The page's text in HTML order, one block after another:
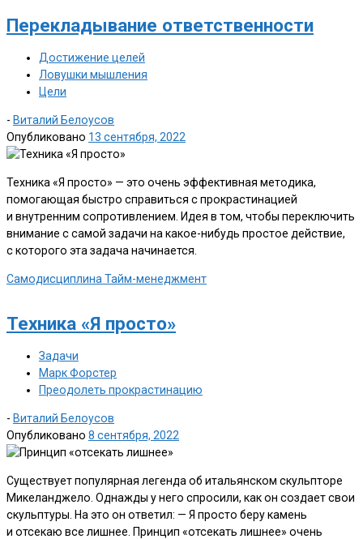
Перекладывание ответственности
Достижение целей
Ловушки мышления
Цели
- Виталий Белоусов
Опубликовано 13 сентября, 2022
Техника «Я просто» — это очень эффективная методика,
помогающая быстро справиться с прокрастинацией
и внутренним сопротивлением. Идея в том, чтобы переключить
внимание с самой задачи на какое-нибудь простое действие,
с которого эта задача начинается.
СамодисциплинаТайм-менеджмент
Техника «Я просто»
Задачи
Марк Форстер
Преодолеть прокрастинацию
- Виталий Белоусов
Опубликовано 8 сентября, 2022
Существует популярная легенда об итальянском скульпторе
Микеланджело. Однажды у него спросили, как он создает свои
скульптуры. На это он ответил: — Я просто беру камень
и отсекаю все лишнее. Принцип «отсекать лишнее» очень